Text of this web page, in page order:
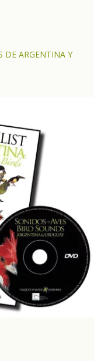
DE ARGENTINA Y